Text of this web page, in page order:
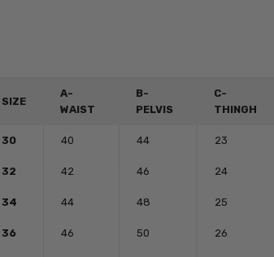
SIZE
A-
WAIST
B-
PELVIS
C-
THINGH
30 40 44 23
32 42 46 24
34 44 48 25
36 46 50 26